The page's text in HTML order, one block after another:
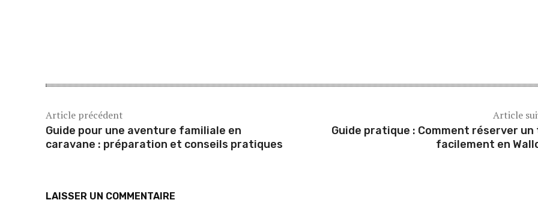
Article précédent
Guide pour une aventure familiale en
caravane : préparation et conseils pratiques
Article
Guide pratique : Comment réserver un
facilement en
LAISSER UN COMMENTAIRE